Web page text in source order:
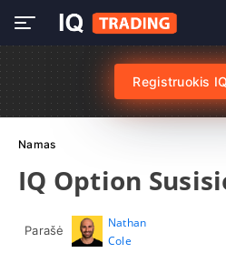
Registruokis
Namas
IQ Option
Parašė
Nathan
Cole